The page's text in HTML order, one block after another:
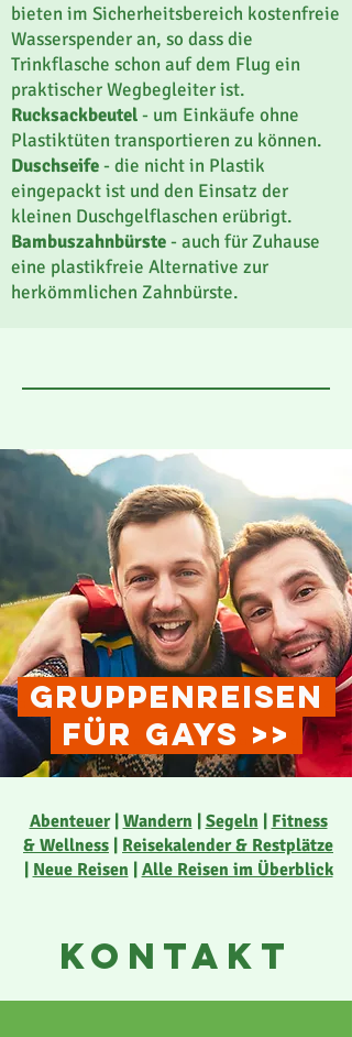
bieten im Sicherheitsbereich kostenfreie
Wasserspender an, so dass die
Trinkflasche schon auf dem Flug ein
praktischer Wegbegleiter ist.
Rucksackbeutel- um Einkäufe ohne
Plastiktüten transportieren zu können.
Duschseife- die nicht in Plastik
eingepackt ist und den Einsatz der
kleinen Duschgelflaschen erübrigt.
Bambuszahnbürste- auch für Zuhause
eine plastikfreie Alternative zur
herkömmlichen Zahnbürste.
. gruppenreisen
für Gays >>
Abenteuer| Wandern Segeln
Fitness
& Wellness
Reisekalender & Restplätze
Neue Reisen Alle Reisen im Überblick
KONTAKT